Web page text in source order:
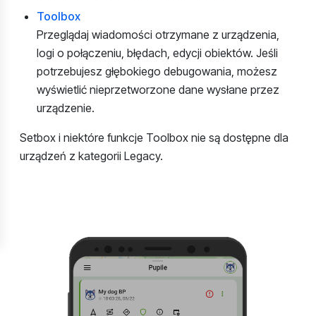
Toolbox
Przeglądaj wiadomości otrzymane z urządzenia,
logi o połączeniu, błędach, edycji obiektów. Jeśli
potrzebujesz głębokiego debugowania, możesz
wyświetlić nieprzetworzone dane wysłane przez
urządzenie.
Setbox i niektóre funkcje Toolbox nie są dostępne dla
urządzeń z kategorii Legacy.